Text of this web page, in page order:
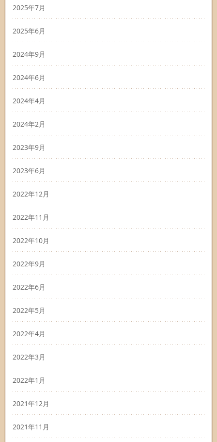
2025年7月
2025年6月
2024年9月
2024年6月
2024年4月
2024年2月
2023年9月
2023年6月
2022年12月
2022年11月
2022年10月
2022年9月
2022年6月
2022年5月
2022年4月
2022年3月
2022年1月
2021年12月
2021年11月